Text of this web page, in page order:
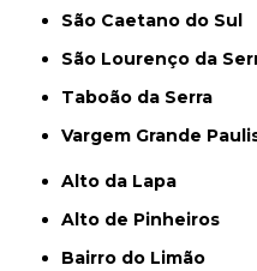
São Caetano do Sul
São Lourenço da
Taboão da Serra
Vargem Grande
Alto da Lapa
Alto de Pinheiros
Bairro do Limão